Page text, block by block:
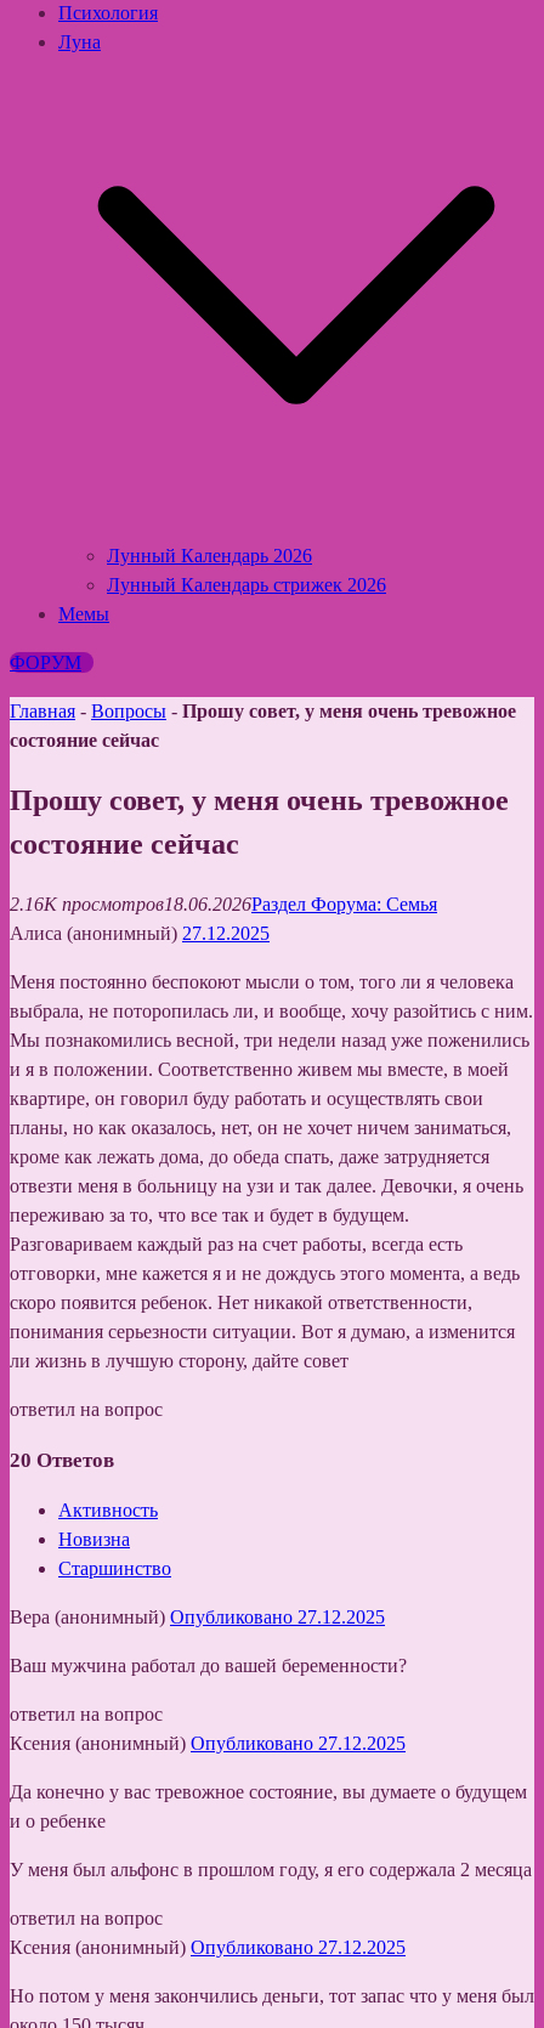
Психология
Луна
Лунный Календарь 2026
Лунный Календарь стрижек 2026
Мемы
ФОРУМ
Главная - Вопросы - Прошу совет, у меня очень тревожное
состояние сейчас
Прошу совет, у меня очень тревожное
состояние сейчас
2.16K просмотров18.06.2026Раздел Форума: Семья
Алиса (анонимный) 27.12.2025
Меня постоянно беспокоют мысли о том, того ли я человека
выбрала, не поторопилась ли, и вообще, хочу разойтись с ним.
Мы познакомились весной, три недели назад уже поженились
и я в положении. Соответственно живем мы вместе, в моей
квартире, он говорил буду работать и осуществлять свои
планы, но как оказалось, нет, он не хочет ничем заниматься,
кроме как лежать дома, до обеда спать, даже затрудняется
отвезти меня в больницу на узи и так далее. Девочки, я очень
переживаю за то, что все так и будет в будущем.
Разговариваем каждый раз на счет работы, всегда есть
отговорки, мне кажется я и не дождусь этого момента, а ведь
скоро появится ребенок. Нет никакой ответственности,
понимания серьезности ситуации. Вот я думаю, а изменится
ли жизнь в лучшую сторону, дайте совет
ответил на вопрос
20 Ответов
Активность
Новизна
Старшинство
Вера (анонимный) Опубликовано 27.12.2025
Ваш мужчина работал до вашей беременности?
ответил на вопрос
Ксения (анонимный) Опубликовано 27.12.2025
Да конечно у вас тревожное состояние, вы думаете о будущем
и о ребенке
У меня был альфонс в прошлом году, я его содержала 2 месяца
ответил на вопрос
Ксения (анонимный) Опубликовано 27.12.2025
Но потом у меня закончились деньги, тот запас что у меня был